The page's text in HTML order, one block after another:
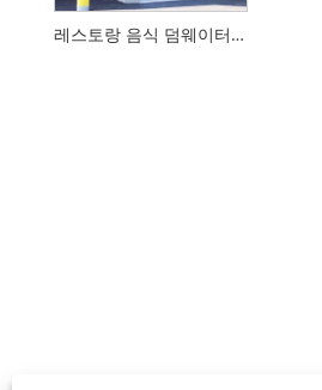
레스토랑 음식 덤웨이터 엘리베이터